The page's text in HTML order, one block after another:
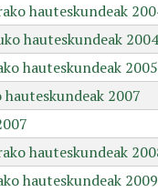
hauteskundeak
hauteskundeak 2004
hauteskundeak 2005
2007
hauteskundeak
hauteskundeak 2009